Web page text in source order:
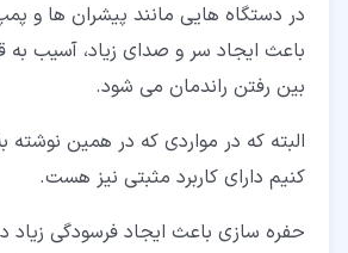
در دستگاه هایی مانند پیشران ها و
باعث ایجاد سر و صدای زیاد، آسیب به
بین رفتن راندمان می شود.
البته که در مواردی که در همین نوشته
کنیم دارای کاربرد مثبتی نیز هست.
حفره سازی باعث ایجاد فرسودگی زیاد